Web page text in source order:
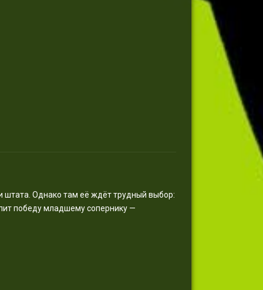
штата. Однако там её ждёт трудный выбор:
победу младшему сопернику —